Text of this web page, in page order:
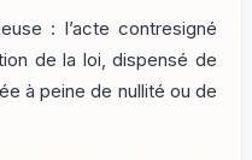
: l’acte contresigné
de la loi, dispensé de
à peine de nullité ou de